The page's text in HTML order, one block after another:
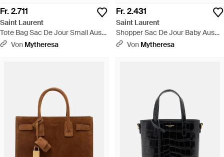
Fr. 2.711
Saint Laurent
Tote Bag Sac De Jour Small Aus
Leder - Natur
Von Mytheresa
Fr. 2.431
Saint Laurent
Shopper Sac De Jour Baby Aus
Leder - Schwarz
Von Mytheresa